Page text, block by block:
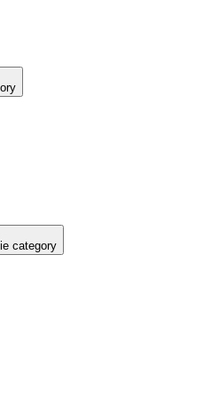
category